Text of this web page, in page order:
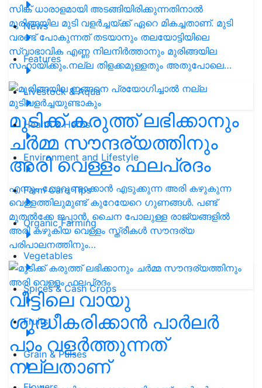
News
Features
Livestock & Aqua
Health & Herbs
Environment and Lifestyle
Farm Care Tips
Organic Farming
Vegetables
Spices & Cash Crops
Fruits
Grain & Pulses
സിങ്ക് ധാരാളമായി അടങ്ങിയിരിക്കുന്നതിനാൽ
മുരിങ്ങയില മുടി വളർച്ചയ്ക്ക് ഏറെ മികച്ചതാണ്. മുടി
വരണ്ട് പോകുന്നത് തടയാനും തലയോട്ടിയിലെ
സ്വാഭാവിക എണ്ണ നിലനിർത്താനും മുരിങ്ങയില
സഹായിക്കും.നല്ല തിളക്കമുള്ളതും അതുപോലെ…
മുടിക്ക് കരുത്ത് ലഭിക്കാനും
ചർമ്മ സൗന്ദര്യത്തിനും
അരി വെള്ളം ഫലപ്രദം
എന്നും ചോറുണ്ടാക്കാൻ എടുക്കുന്ന അരി കഴുകുന്ന
വെള്ളത്തിലുമുണ്ട് കുറേയേറെ ഗുണങ്ങൾ. പണ്ട്
മുതൽക്കേ ജപ്പാൻ, ചൈന പോലുള്ള രാജ്യങ്ങളിൽ
അരി കഴുകിയ വെള്ളം സ്ത്രീകൾ സൗന്ദര്യ
പരിപാലനത്തിനും…
വീട്ടിലെ വായു
ശുദ്ധീകരിക്കാൻ പാര്‍ലര്‍
പാം വളർത്തുന്നത്
നല്ലതാണ്